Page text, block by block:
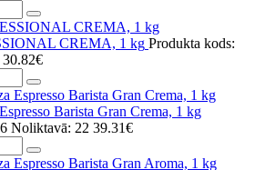
CREMA, 1 kg Produkta kods:
30.82€
Barista Gran Crema, 1 kg
Noliktavā: 22 39.31€